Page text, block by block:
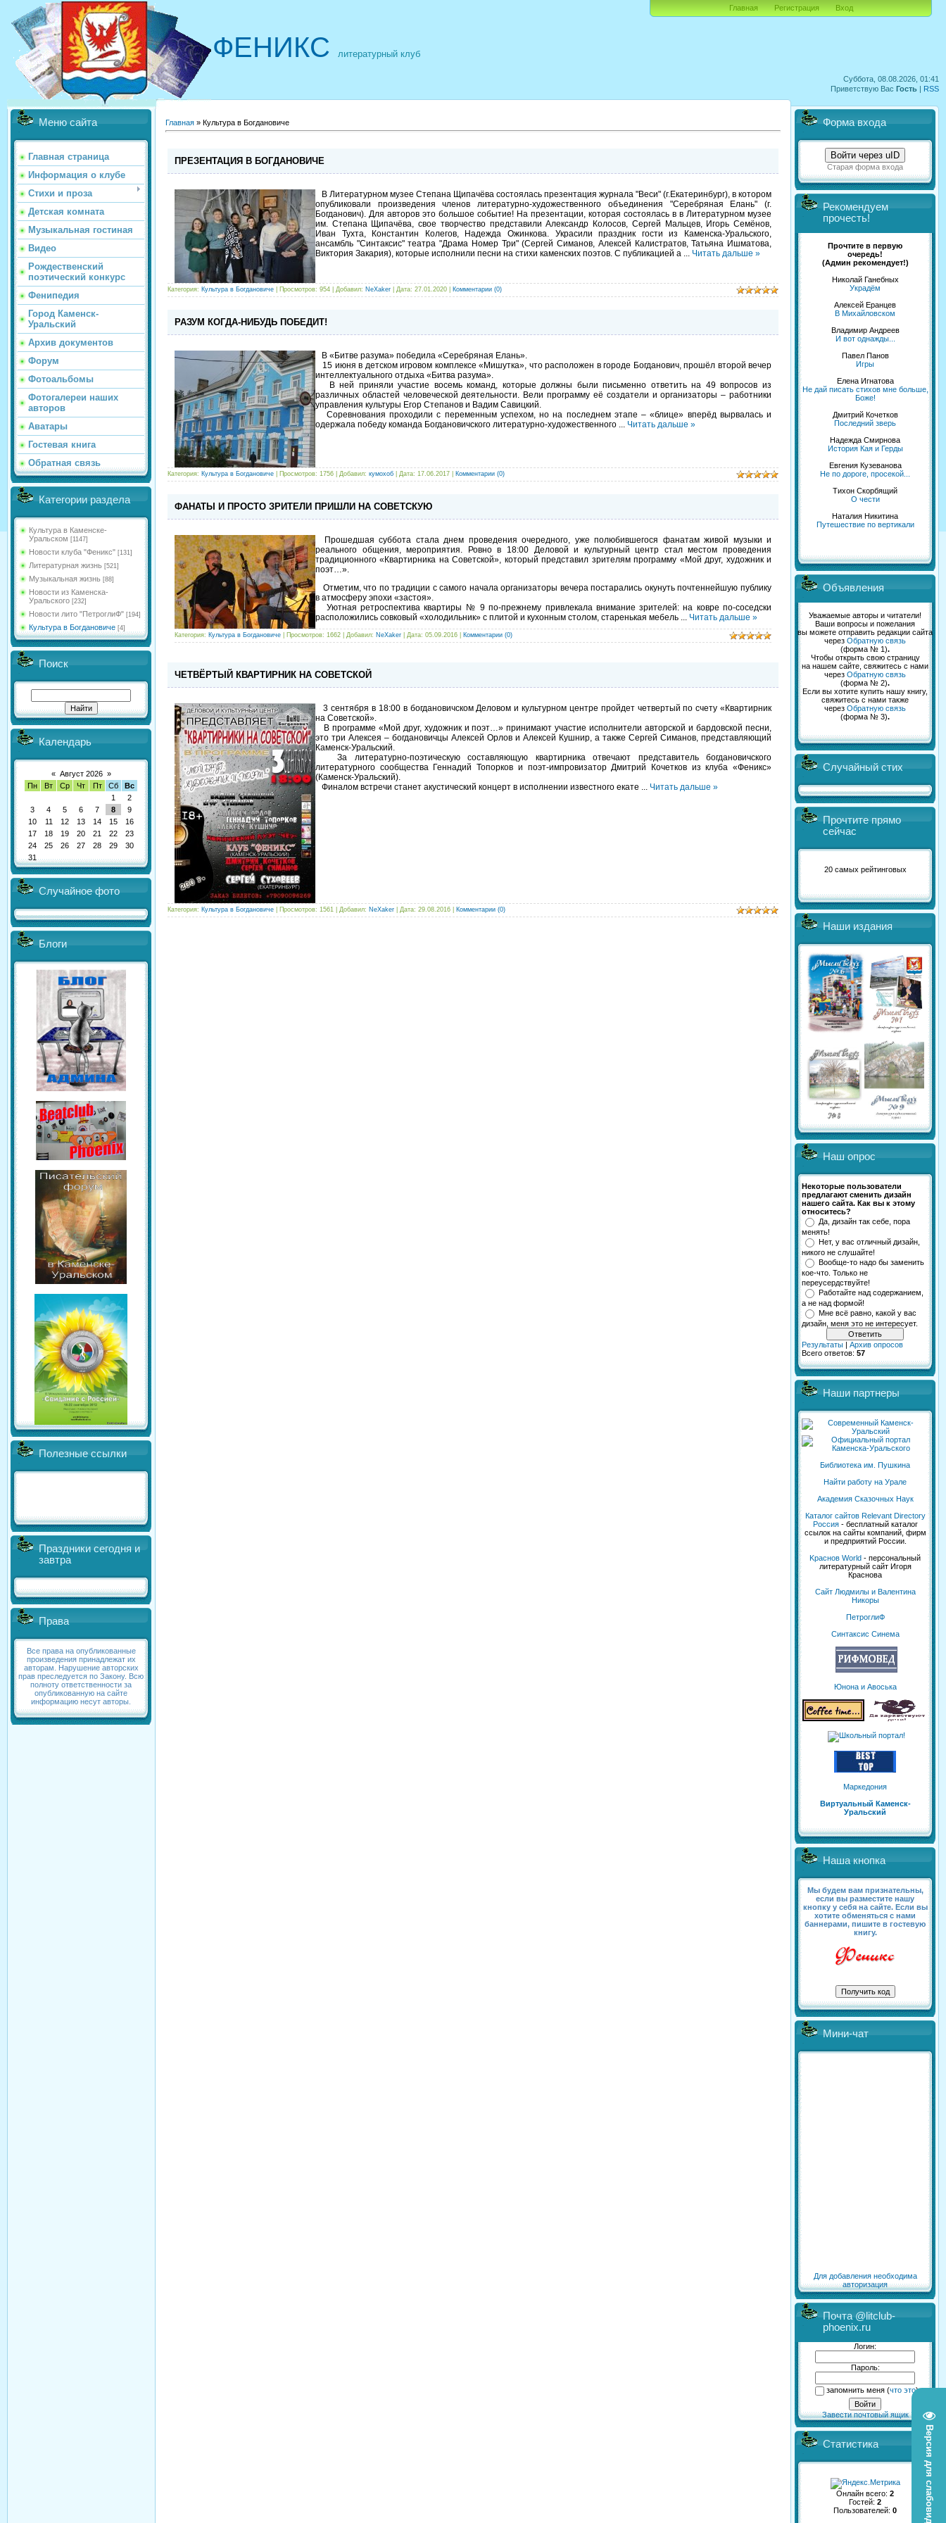
Версия для слабовидящих
Суббота, 08.08.2026, 01:41
Приветствую Вас Гость | RSS
ФЕНИКС литературный клуб
Главная Регистрация Вход
Меню сайта
Главная страница
Информация о клубе
Стихи и проза
Детская комната
Музыкальная гостиная
Видео
Рождественский
поэтический конкурс
Фенипедия
Город Каменск-
Уральский
Архив документов
Форум
Фотоальбомы
Фотогалереи наших
авторов
Аватары
Гостевая книга
Обратная связь
Категории раздела
Культура в Каменске-
Уральском [1147]
Новости клуба "Феникс" [131]
Литературная жизнь [521]
Музыкальная жизнь [88]
Новости из Каменска-
Уральского [232]
Новости лито "ПетроглиФ" [194]
Культура в Богдановиче [4]
Поиск
Календарь
« Август 2026 »
Пн
Вт Ср Чт Пт Сб
Вс
1
2
3
4 5 6 7 8
9
10
11 12 13 14 15
16
17
18 19 20 21 22
23
24
25 26 27 28 29
30
31
Случайное фото
Блоги
Полезные ссылки
Праздники сегодня и
завтра
Права
Все права на опубликованные
произведения принадлежат их
авторам. Нарушение авторских
прав преследуется по Закону. Всю
полноту ответственности за
опубликованную на сайте
информацию несут авторы.
Главная » Культура в Богдановиче
ПРЕЗЕНТАЦИЯ В БОГДАНОВИЧЕ
В Литературном музее Степана Щипачёва состоялась презентация журнала "Веси" (г.Екатеринбург), в котором
опубликовали произведения членов литературно-художественного объединения "Серебряная Елань" (г.
Богданович). Для авторов это большое событие! На презентации, которая состоялась в в Литературном музее
им. Степана Щипачёва, свое творчество представили Александр Колосов, Сергей Мальцев, Игорь Семёнов,
Иван Тухта, Константин Колегов, Надежда Ожинкова. Украсили праздник гости из Каменска-Уральского,
ансамбль "Синтаксис" театра "Драма Номер Три" (Сергей Симанов, Алексей Калистратов, Татьяна Ишматова,
Виктория Закария), которые исполнили песни на стихи каменских поэтов. С публикацией а ... Читать дальше »
Категория: Культура в Богдановиче | Просмотров: 954 | Добавил: NeXaker | Дата: 27.01.2020 Комментарии (0)
РАЗУМ КОГДА-НИБУДЬ ПОБЕДИТ!
В «Битве разума» победила «Серебряная Елань».
15 июня в детском игровом комплексе «Мишутка», что расположен в городе Богданович, прошёл второй вечер
интеллектуального отдыха «Битва разума».
В ней приняли участие восемь команд, которые должны были письменно ответить на 49 вопросов из
различных областей человеческой деятельности. Вели программу её создатели и организаторы – работники
управления культуры Егор Степанов и Вадим Савицкий.
Соревнования проходили с переменным успехом, но на последнем этапе – «блице» вперёд вырвалась и
одержала победу команда Богдановичского литературно-художественного ... Читать дальше »
Категория: Культура в Богдановиче | Просмотров: 1756 | Добавил: кумохоб | Дата: 17.06.2017 Комментарии (0)
ФАНАТЫ И ПРОСТО ЗРИТЕЛИ ПРИШЛИ НА СОВЕТСКУЮ
Прошедшая суббота стала днем проведения очередного, уже полюбившегося фанатам живой музыки и
реального общения, мероприятия. Ровно в 18:00 Деловой и культурный центр стал местом проведения
традиционного «Квартирника на Советской», который представил зрителям программу «Мой друг, художник и
поэт…».
Отметим, что по традиции с самого начала организаторы вечера постарались окунуть почтеннейшую публику
в атмосферу эпохи «застоя».
Уютная ретроспектива квартиры № 9 по-прежнему привлекала внимание зрителей: на ковре по-соседски
расположились совковый «холодильник» с плитой и кухонным столом, старенькая мебель ... Читать дальше »
Категория: Культура в Богдановиче | Просмотров: 1662 | Добавил: NeXaker | Дата: 05.09.2016 Комментарии (0)
ЧЕТВЁРТЫЙ КВАРТИРНИК НА СОВЕТСКОЙ
3 сентября в 18:00 в богдановичском Деловом и культурном центре пройдет четвертый по счету «Квартирник
на Советской».
В программе «Мой друг, художник и поэт…» принимают участие исполнители авторской и бардовской песни,
это три Алексея – богдановичцы Алексей Орлов и Алексей Кушнир, а также Сергей Симанов, представляющий
Каменск-Уральский.
За литературно-поэтическую составляющую квартирника отвечают представитель богдановичского
литературного сообщества Геннадий Топорков и поэт-импровизатор Дмитрий Кочетков из клуба «Феникс»
(Каменск-Уральский).
Финалом встречи станет акустический концерт в исполнении известного екате ... Читать дальше »
Категория: Культура в Богдановиче | Просмотров: 1561 | Добавил: NeXaker | Дата: 29.08.2016 Комментарии (0)
Форма входа
Войти через uID
Старая форма входа
Рекомендуем
прочесть!
Прочтите в первую
очередь!
(Админ рекомендует!)
Николай Ганебных
Украдём
Алексей Еранцев
В Михайловском
Владимир Андреев
И вот однажды...
Павел Панов
Игры
Елена Игнатова
Не дай писать стихов мне больше,
Боже!
Дмитрий Кочетков
Последний зверь
Надежда Смирнова
История Кая и Герды
Евгения Кузеванова
Не по дороге, просекой...
Тихон Скорбящий
О чести
Наталия Никитина
Путешествие по вертикали
Объявления
Уважаемые авторы и читатели!
Ваши вопросы и пожелания
вы можете отправить редакции сайта
через Обратную связь
(форма № 1).
Чтобы открыть свою страницу
на нашем сайте, свяжитесь с нами
через Обратную связь
(форма № 2).
Если вы хотите купить нашу книгу,
свяжитесь с нами также
через Обратную связь
(форма № 3).
Случайный стих
Прочтите прямо
сейчас
20 самых рейтинговых
Наши издания
Наш опрос
Некоторые пользователи
предлагают сменить дизайн
нашего сайта. Как вы к этому
относитесь?
Да, дизайн так себе, пора
менять!
Нет, у вас отличный дизайн,
никого не слушайте!
Вообще-то надо бы заменить
кое-что. Только не
переусердствуйте!
Работайте над содержанием,
а не над формой!
Мне всё равно, какой у вас
дизайн, меня это не интересует.
Результаты | Архив опросов
Всего ответов: 57
Наши партнеры
Библиотека им. Пушкина
Найти работу на Урале
Академия Сказочных Наук
Каталог сайтов Relevant Directory
Россия- бесплатный каталог
ссылок на сайты компаний, фирм
и предприятий России.
Kраснов World - персональный
литературный сайт Игоря
Краснова
Сайт Людмилы и Валентина
Никоры
ПетроглиФ
Синтаксис Синема
Юнона и Авоська
Маркедония
Виртуальный Каменск-
Уральский
Наша кнопка
Мы будем вам признательны,
если вы разместите нашу
кнопку у себя на сайте. Если вы
хотите обменяться с нами
баннерами, пишите в гостевую
книгу.
Мини-чат
Для добавления необходима
авторизация
Почта @litclub-
phoenix.ru
Логин:
Пароль:
запомнить меня(что это)
Завести почтовый ящик
Статистика
Онлайн всего: 2
Гостей: 2
Пользователей: 0